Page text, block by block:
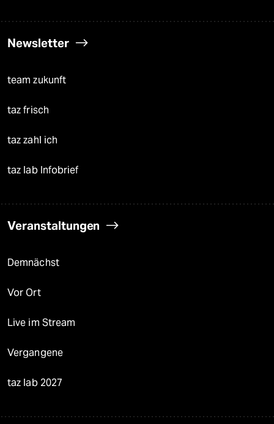
Newsletter
team zukunft
taz frisch
taz zahl ich
taz lab Infobrief
Veranstaltungen
Demnächst
Vor Ort
Live im Stream
Vergangene
taz lab 2027